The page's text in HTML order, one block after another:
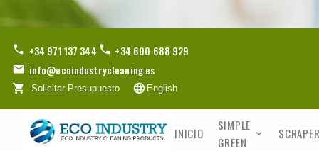
+34 971 137 344
+34 600 688 929
info@ecoindustrycleaning.es
Solicitar Presupuesto English
INICIO
SIMPLE
GREEN